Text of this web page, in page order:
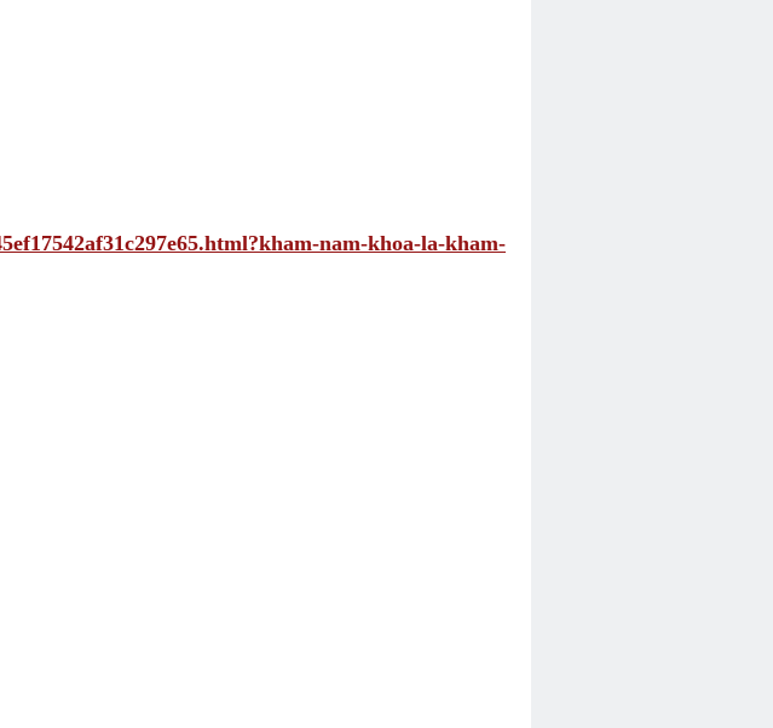
nam-khoa-la-kham-